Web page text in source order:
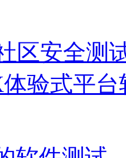
区安全测
验式平台